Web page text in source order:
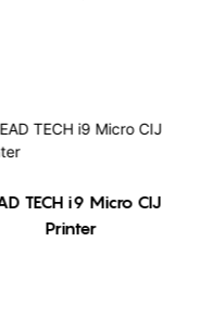
TECH i9 Micro CIJ
Printer